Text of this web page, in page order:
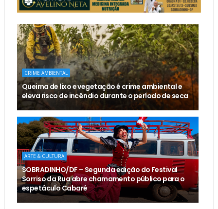
CRIME AMBIENTAL
Queima de lixo e vegetação é crime ambiental e
eleva risco de incêndio durante o período de seca
ARTE & CULTURA
SOBRADINHO/DF – Segunda edição do Festival
Sorriso da Rua abre chamamento público para o
espetáculo Cabaré